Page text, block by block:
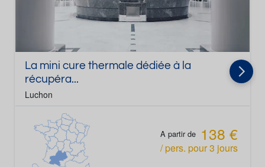
La mini cure thermale dédiée à la
récupéra...
Luchon
A partir de 138 €
/ pers. pour3 jours